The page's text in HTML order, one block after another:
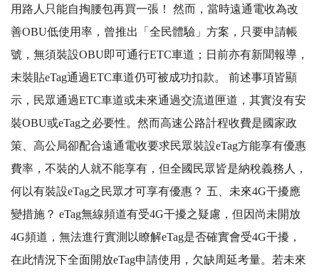
用路人只能自掏腰包再買一張！ 然而，當時遠通電收為改
善OBU低使用率，曾推出「全民體驗」方案，只要申請帳
號，無須裝設OBU即可通行ETC車道；日前亦有新聞報導，
未裝貼eTag通過ETC車道仍可被成功扣款。 前述事項皆顯
示，民眾通過ETC車道或未來通過交流道匣道，其實沒有安
裝OBU或eTag之必要性。然而高速公路計程收費是國家政
策、高公局卻配合遠通電收要求民眾裝設eTag方能享有優惠
費率，不裝的人就不能享有，但全國民眾皆是納稅義務人，
何以有裝設eTag之民眾才可享有優惠？ 五、未來4G干擾應
變措施？ eTag無線頻道有受4G干擾之疑慮，但因尚未開放
4G頻道，無法進行實測以瞭解eTag是否確實會受4G干擾，
在此情況下全面開放eTag申請使用，欠缺周延考量。若未來